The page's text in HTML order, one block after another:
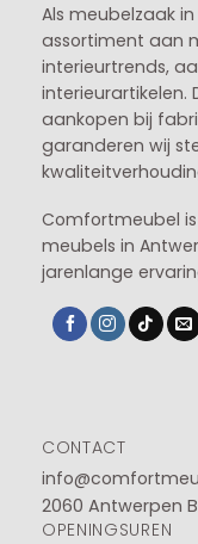
Als meubelzaak
assortiment aan
interieurtrends,
interieurartikelen.
aankopen bij
garanderen wij
Comfortmeubel
meubels in
jarenlange
CONTACT
2060 Antwerpen
OPENINGSUREN